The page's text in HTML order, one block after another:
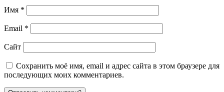
Имя *
Email *
Сайт
Сохранить моё имя, email и адрес сайта в этом браузере для
последующих моих комментариев.